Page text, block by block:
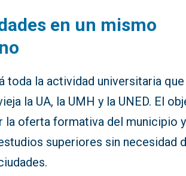
en un mismo
toda la actividad universitaria que
la UA, la UMH y la UNED. El
la oferta formativa del municipio y
superiores sin necesidad